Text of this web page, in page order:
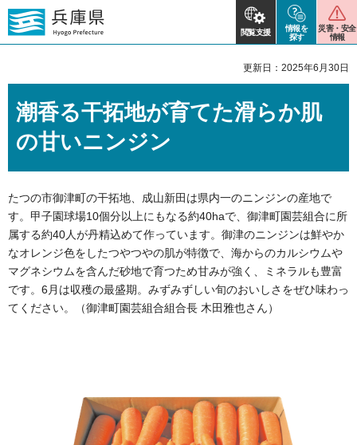
閲覧支援
情報を
探す
災害・安全
情報
更新日：2025年6月30日
潮香る干拓地が育てた滑らか肌
の甘いニンジン
たつの市御津町の干拓地、成山新田は県内一のニンジンの産地で
す。甲子園球場10個分以上にもなる約40haで、御津町園芸組合に所
属する約40人が丹精込めて作っています。御津のニンジンは鮮やか
なオレンジ色をしたつやつやの肌が特徴で、海からのカルシウムや
マグネシウムを含んだ砂地で育つため甘みが強く、ミネラルも豊富
です。6月は収穫の最盛期。みずみずしい旬のおいしさをぜひ味わっ
てください。（御津町園芸組合組合長 木田雅也さん）